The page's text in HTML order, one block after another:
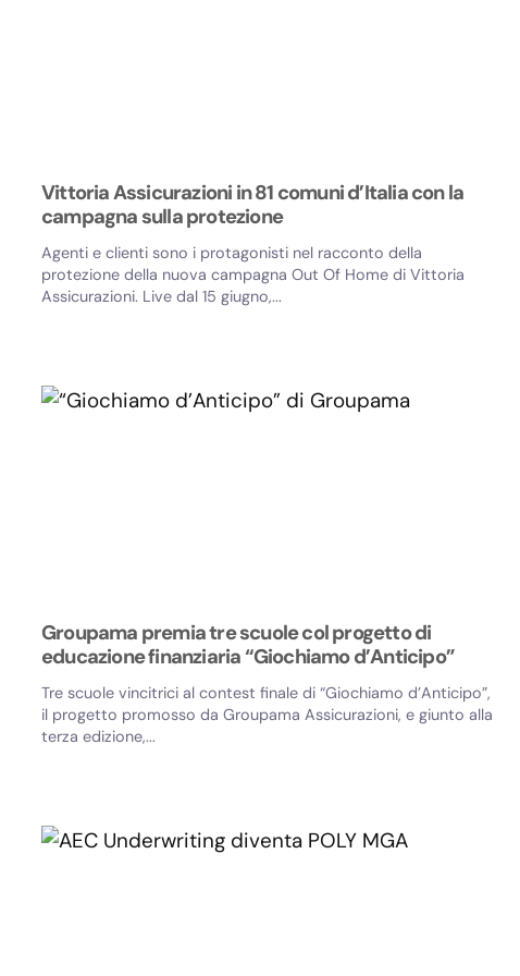
Vittoria Assicurazioni in 81 comuni d’Italia con la
campagna sulla protezione
Agenti e clienti sono i protagonisti nel racconto della
protezione della nuova campagna Out Of Home di Vittoria
Assicurazioni. Live dal 15 giugno,...
Groupama premia tre scuole col progetto di
educazione finanziaria “Giochiamo d’Anticipo”
Tre scuole vincitrici al contest finale di “Giochiamo d’Anticipo”,
il progetto promosso da Groupama Assicurazioni, e giunto alla
terza edizione,...